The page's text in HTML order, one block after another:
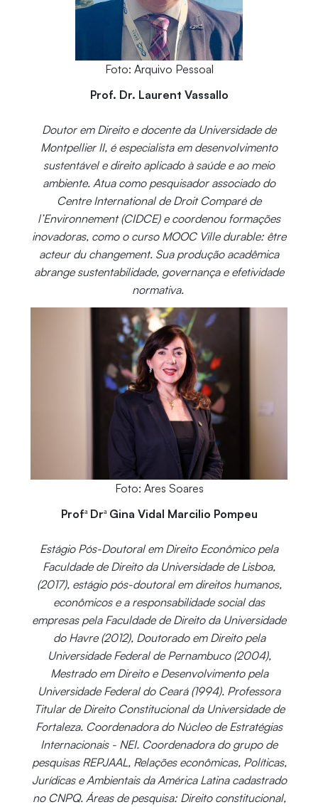
Foto: Arquivo Pessoal
Prof. Dr. Laurent Vassallo
Doutor em Direito e docente da Universidade de
Montpellier II, é especialista em desenvolvimento
sustentável e direito aplicado à saúde e ao meio
ambiente. Atua como pesquisador associado do
Centre International de Droit Comparé de
l’Environnement (CIDCE) e coordenou formações
inovadoras, como o curso MOOC Ville durable: être
acteur du changement. Sua produção acadêmica
abrange sustentabilidade, governança e efetividade
normativa.
Foto: Ares Soares
Profª Drª Gina Vidal Marcilio Pompeu
Estágio Pós-Doutoral em Direito Econômico pela
Faculdade de Direito da Universidade de Lisboa,
(2017), estágio pós-doutoral em direitos humanos,
econômicos e a responsabilidade social das
empresas pela Faculdade de Direito da Universidade
do Havre (2012), Doutorado em Direito pela
Universidade Federal de Pernambuco (2004),
Mestrado em Direito e Desenvolvimento pela
Universidade Federal do Ceará (1994). Professora
Titular de Direito Constitucional da Universidade de
Fortaleza. Coordenadora do Núcleo de Estratégias
Internacionais - NEI. Coordenadora do grupo de
pesquisas REPJAAL, Relações econômicas, Políticas,
Jurídicas e Ambientais da América Latina cadastrado
no CNPQ. Áreas de pesquisa: Direito constitucional,